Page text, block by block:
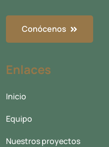
Conócenos
Enlaces
Inicio
Equipo
Nuestros proyectos